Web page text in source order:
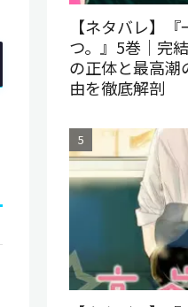
【ネタバレ】
つ。』5巻｜完
の正体と最高潮
由を徹底解剖